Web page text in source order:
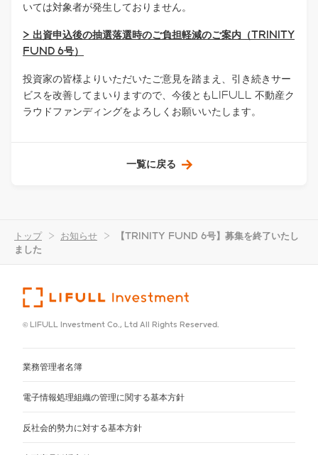
いては対象者が発生しておりません。
> 出資申込後の抽選落選時のご負担軽減のご案内（TRINITY
FUND 6号）
投資家の皆様よりいただいたご意見を踏まえ、引き続きサー
ビスを改善してまいりますので、今後ともLIFULL 不動産ク
ラウドファンディングをよろしくお願いいたします。
一覧に戻る
トップ > お知らせ >
【TRINITY FUND 6号】募集を終了いたし
ました
© LIFULL Investment Co., Ltd All Rights Reserved.
業務管理者名簿
電子情報処理組織の管理に関する基本方針
反社会的勢力に対する基本方針